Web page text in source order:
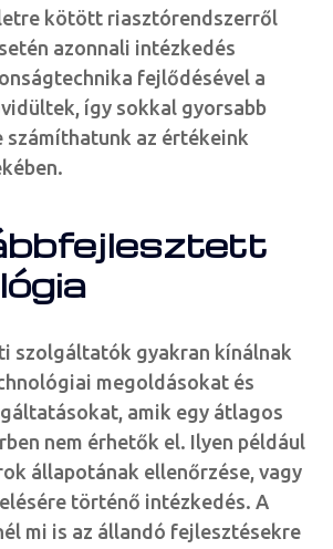
kötött riasztórendszerről
azonnali intézkedés
fejlődésével a
így sokkal gyorsabb
számíthatunk az értékeink
szolgáltatók gyakran kínálnak
megoldásokat és
amik egy átlagos
nem érhetők el. Ilyen például
állapotának ellenőrzése, vagy
történő intézkedés. A
mi is az állandó fejlesztésekre